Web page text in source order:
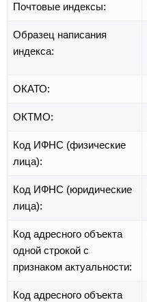
Почтовые индексы:
Образец написания
индекса:
ОКАТО:
ОКТМО:
Код ИФНС (физические
лица):
Код ИФНС (юридические
лица):
Код адресного объекта
одной строкой с
признаком актуальности:
Код адресного объекта